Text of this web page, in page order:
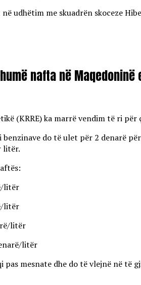
udhëtim me skuadrën skoceze
nafta në Maqedoninë
(KRRE) ka marrë vendim të ri
do të ulet për 2 denarë
litër.
litër
litër
litër
litër
pas mesnate dhe do të vlejnë në të